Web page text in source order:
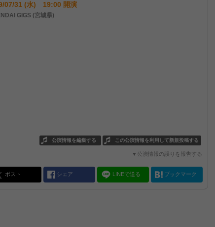
07/31 (水) 19:00 開演
GIGS (宮城県)
この公演情報を利用して新規投稿する
公演情報を編集する
▼公演情報の誤りを報告する
ポスト シェア LINEで送る ブックマーク